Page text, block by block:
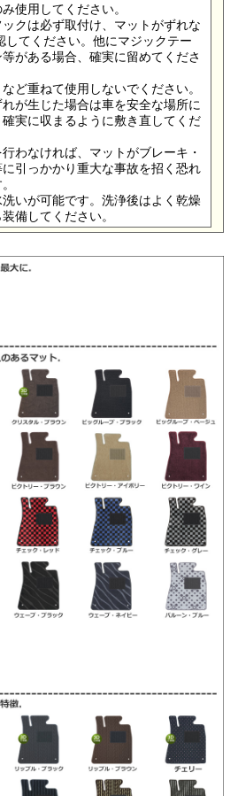
使用してください。
クは必ず取付け、マットがずれな
してください。他にマジックテー
がある場合、確実に留めてくださ
ど重ねて使用しないでください。
が生じた場合は車を安全な場所に
実に収まるように敷き直してくだ
わなければ、マットがブレーキ・
引っかかり重大な事故を招く恐れ
いが可能です。洗浄後はよく乾燥
備してください。